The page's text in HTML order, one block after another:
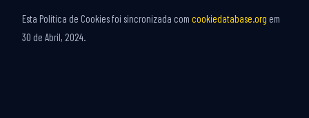
Esta Política de Cookies foi sincronizada com cookiedatabase.org em
30 de Abril, 2024.